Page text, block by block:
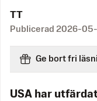
TT
Publicerad 2026-
Ge bort fri
USA har